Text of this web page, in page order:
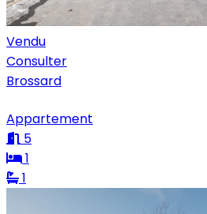
Vendu
Consulter
Brossard
Appartement
5
1
1